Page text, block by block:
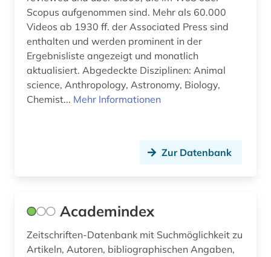
datenbank (1)
datenverarbeitung (1)
demographie (2)
denkmalpflege (4)
design &amp; publishing (2)
designschutz (3)
desktop-publishing (1)
Scopus aufgenommen sind. Mehr als 60.000
Videos ab 1930 ff. der Associated Press sind
enthalten und werden prominent in der
Ergebnisliste angezeigt und monatlich
aktualisiert. Abgedeckte Disziplinen: Animal
science, Anthropology, Astronomy, Biology,
Chemist... Mehr Informationen
Zur Datenbank
Academindex
Zeitschriften-Datenbank mit Suchmöglichkeit zu
Artikeln, Autoren, bibliographischen Angaben,